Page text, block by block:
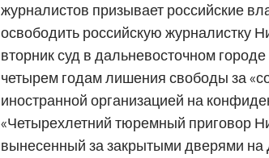
журналистов призывает российские
освободить российскую журналистку
вторник суд в дальневосточном
четырем годам лишения свободы за
иностранной организацией на
«Четырехлетний тюремный приговор
вынесенный за закрытыми дверями на